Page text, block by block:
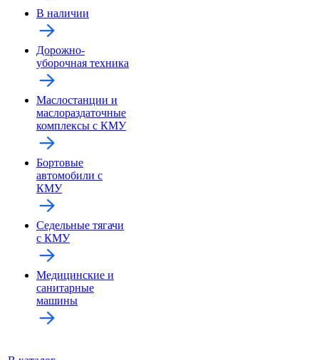
В наличии
Дорожно-
уборочная техника
Маслостанции и
маслораздаточные
комплексы с КМУ
Бортовые
автомобили с
КМУ
Седельные тягачи
с КМУ
Медицинские и
санитарные
машины